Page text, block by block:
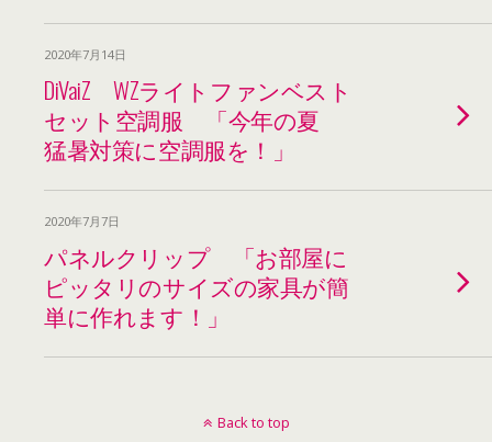
2020年7月14日
DiVaiZ WZライトファンベスト
セット空調服 「今年の夏
猛暑対策に空調服を！」
2020年7月7日
パネルクリップ 「お部屋に
ピッタリのサイズの家具が簡
単に作れます！」
Back to top